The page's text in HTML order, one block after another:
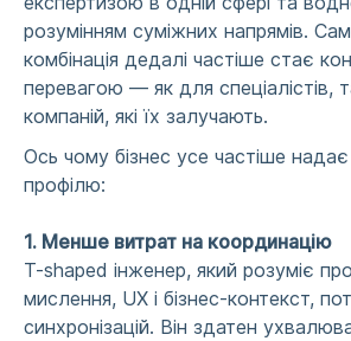
розумінням суміжних напрямів.
комбінація дедалі частіше стає
перевагою — як для спеціалістів,
компаній, які їх залучають.
Ось чому бізнес усе частіше
профілю:
1. Менше витрат на координацію
T-shaped інженер, який розуміє
мислення, UX і бізнес-контекст,
синхронізацій. Він здатен